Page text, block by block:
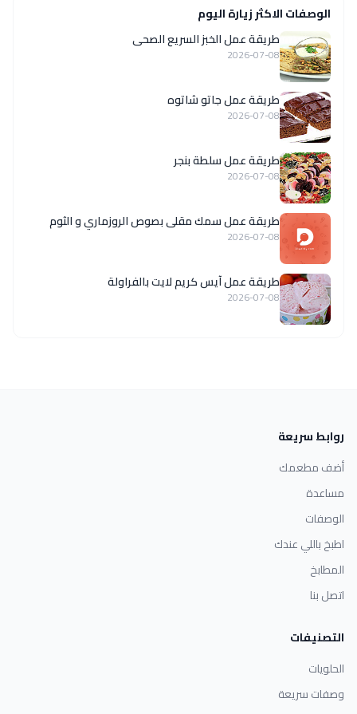
الوصفات الاكثر زيارة اليوم
طريقة عمل الخبز السريع الصحى
2026-07-08
طريقة عمل جاتو شاتوه
2026-07-08
طريقة عمل سلطة بنجر
2026-07-08
طريقة عمل سمك مقلى بصوص الروزماري و الثوم
2026-07-08
طريقة عمل آيس كريم لايت بالفراولة
2026-07-08
روابط سريعة
أضف مطعمك
مساعدة
الوصفات
اطبخ باللي عندك
المطابخ
اتصل بنا
التصنيفات
الحلويات
وصفات سريعة